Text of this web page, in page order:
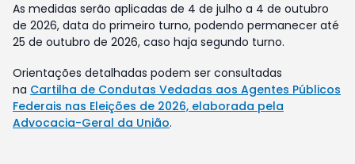
As medidas serão aplicadas de 4 de julho a 4 de outubro
de 2026, data do primeiro turno, podendo permanecer até
25 de outubro de 2026, caso haja segundo turno.
Orientações detalhadas podem ser consultadas
na Cartilha de Condutas Vedadas aos Agentes Públicos
Federais nas Eleições de 2026, elaborada pela
Advocacia-Geral da União.